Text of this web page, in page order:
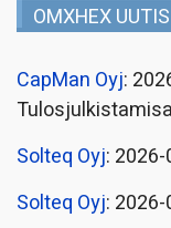
OMXHEX
CapMan Oyj:
Solteq Oyj:
Solteq Oyj: